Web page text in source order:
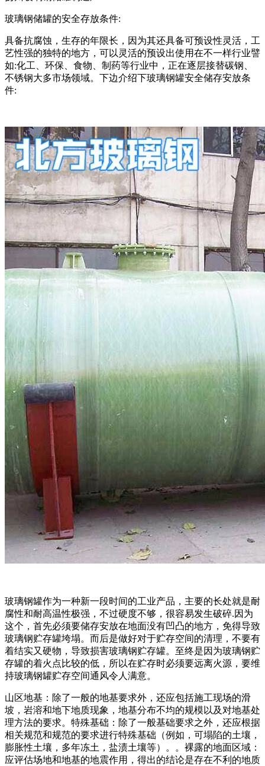
玻璃钢储罐的安全存放条件:
具备抗腐蚀，生存的年限长，因为其还具备可预设性灵活，工
艺性强的独特的地方，可以灵活的预设出使用在不一样行业譬
如:化工、环保、食物、制药等行业中，正在逐层接替碳钢、
不锈钢大多市场领域。下边介绍下玻璃钢罐安全储存安放条
件:
玻璃钢罐作为一种新一段时间的工业产品，主要的长处就是耐
腐性和耐高温性极强，不过硬度不够，很容易发生破碎.因为
这个，首先必须要储存安放在地面没有凹凸的地方，免得导致
玻璃钢贮存罐垮塌。而后是做好对于贮存空间的清理，不要有
着结实又硬物，导致损害玻璃钢贮存罐。至终是因为玻璃钢贮
存罐的着火点比较的低，所以在贮存时必须要远离火源，要维
持玻璃钢罐贮存空间通风令人满意。
山区地基：除了一般的地基要求外，还应包括施工现场的滑
坡，岩溶和地下地质现象，地基分布不均的规模以及对地基处
理方法的要求。特殊基础：除了一般基础要求之外，还应根据
相关规范和规范的要求进行特殊基础（例如，可塌陷的土壤，
膨胀性土壤，多年冻土，盐渍土壤等）。。裸露的地面区域：
应评估场地和地基的地震作用，得出的结论是存在不利的地质